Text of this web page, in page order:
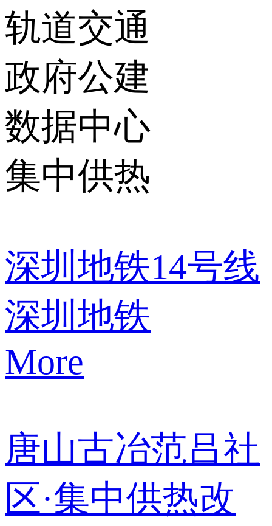
轨道交通
政府公建
数据中心
集中供热
深圳地铁14号线
深圳地铁
More
唐山古冶范吕社
区·集中供热改